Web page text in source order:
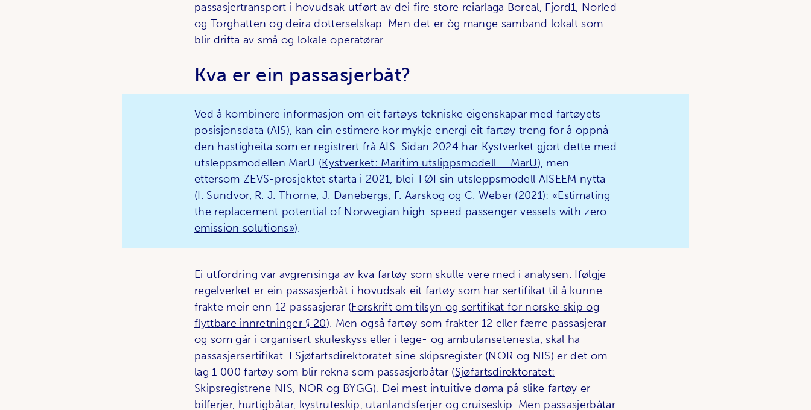
passasjertransport i hovudsak utført av dei fire store reiarlaga Boreal, Fjord1, Norled
og Torghatten og deira dotterselskap. Men det er òg mange samband lokalt som
blir drifta av små og lokale operatørar.
Kva er ein passasjerbåt?
Ved å kombinere informasjon om eit fartøys tekniske eigenskapar med fartøyets
posisjonsdata (AIS), kan ein estimere kor mykje energi eit fartøy treng for å oppnå
den hastigheita som er registrert frå AIS. Sidan 2024 har Kystverket gjort dette med
utsleppsmodellen MarU (Kystverket: Maritim utslippsmodell – MarU), men
ettersom ZEVS-prosjektet starta i 2021, blei TØI sin utsleppsmodell AISEEM nytta
(I. Sundvor, R. J. Thorne, J. Danebergs, F. Aarskog og C. Weber (2021): «Estimating
the replacement potential of Norwegian high-speed passenger vessels with zero-
emission solutions»).
Ei utfordring var avgrensinga av kva fartøy som skulle vere med i analysen. Ifølgje
regelverket er ein passasjerbåt i hovudsak eit fartøy som har sertifikat til å kunne
frakte meir enn 12 passasjerar (Forskrift om tilsyn og sertifikat for norske skip og
flyttbare innretninger § 20). Men også fartøy som frakter 12 eller færre passasjerar
og som går i organisert skuleskyss eller i lege- og ambulansetenesta, skal ha
passasjersertifikat. I Sjøfartsdirektoratet sine skipsregister (NOR og NIS) er det om
lag 1 000 fartøy som blir rekna som passasjerbåtar (Sjøfartsdirektoratet:
Skipsregistrene NIS, NOR og BYGG). Dei mest intuitive døma på slike fartøy er
bilferjer, hurtigbåtar, kystruteskip, utanlandsferjer og cruiseskip. Men passasjerbåtar